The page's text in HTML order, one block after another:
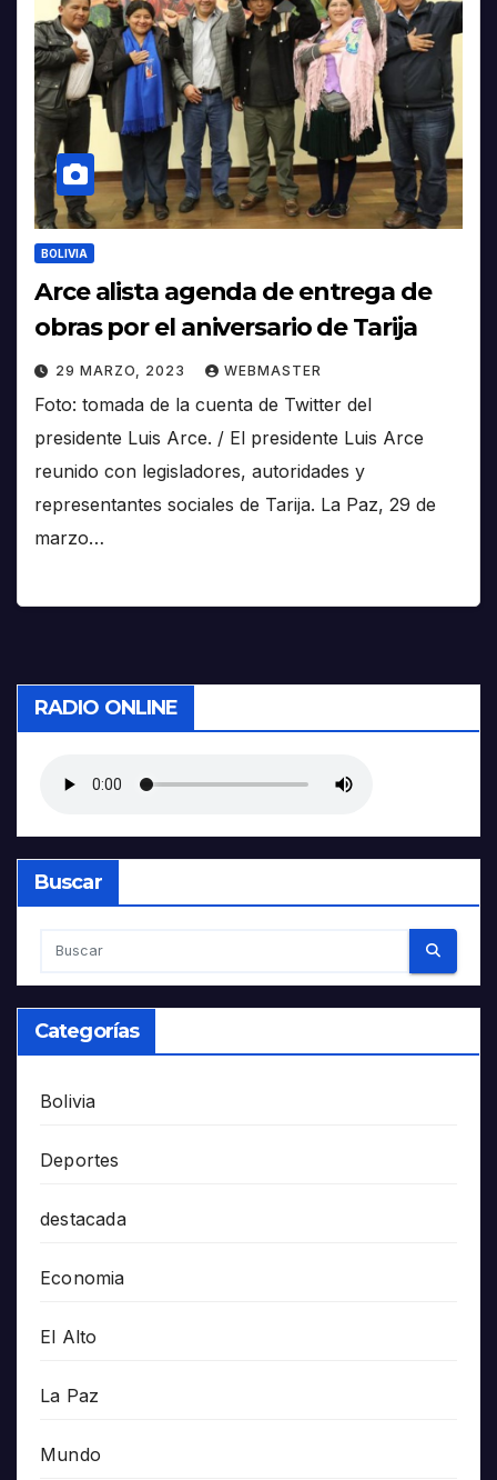
BOLIVIA
Arce alista agenda de entrega de
obras por el aniversario de Tarija
29 MARZO, 2023 WEBMASTER
Foto: tomada de la cuenta de Twitter del
presidente Luis Arce. / El presidente Luis Arce
reunido con legisladores, autoridades y
representantes sociales de Tarija. La Paz, 29 de
marzo…
RADIO ONLINE
Buscar
Categorías
Bolivia
Deportes
destacada
Economia
El Alto
La Paz
Mundo